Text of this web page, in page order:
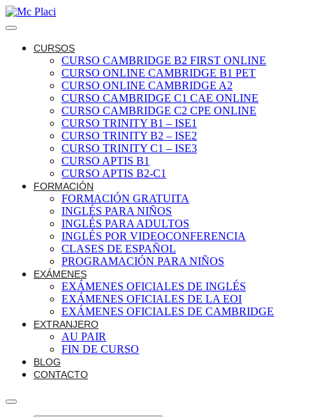
CURSOS
CURSO CAMBRIDGE B2 FIRST ONLINE
CURSO ONLINE CAMBRIDGE B1 PET
CURSO ONLINE CAMBRIDGE A2
CURSO CAMBRIDGE C1 CAE ONLINE
CURSO CAMBRIDGE C2 CPE ONLINE
CURSO TRINITY B1 – ISE1
CURSO TRINITY B2 – ISE2
CURSO TRINITY C1 – ISE3
CURSO APTIS B1
CURSO APTIS B2-C1
FORMACIÓN
FORMACIÓN GRATUITA
INGLÉS PARA NIÑOS
INGLÉS PARA ADULTOS
INGLÉS POR VIDEOCONFERENCIA
CLASES DE ESPAÑOL
PROGRAMACIÓN PARA NIÑOS
EXÁMENES
EXÁMENES OFICIALES DE INGLÉS
EXÁMENES OFICIALES DE LA EOI
EXÁMENES OFICIALES DE CAMBRIDGE
EXTRANJERO
AU PAIR
FIN DE CURSO
BLOG
CONTACTO